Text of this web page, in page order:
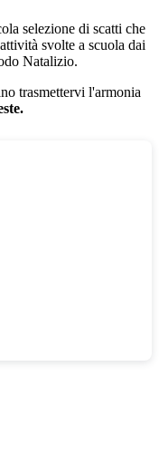
selezione di scatti che
svolte a scuola dai
Natalizio.
trasmettervi l'armonia